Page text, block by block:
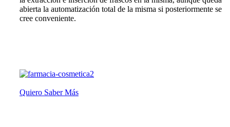
abierta la automatización total de la misma si posteriormente se
cree conveniente.
Quiero Saber Más